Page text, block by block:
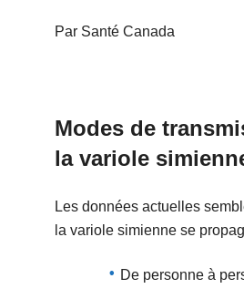
Par Santé Canada
Modes de
la variole
Les données actuelles
la variole simienne se
De personne à